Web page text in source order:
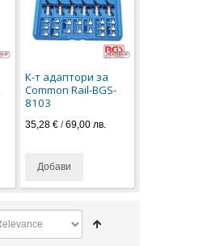
К-т адаптoри за
Common Rail-BGS-
8103
35,28 €/69,00 лв.
Добави